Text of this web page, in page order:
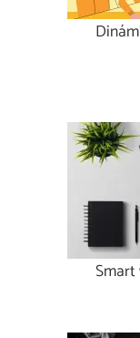
Smart